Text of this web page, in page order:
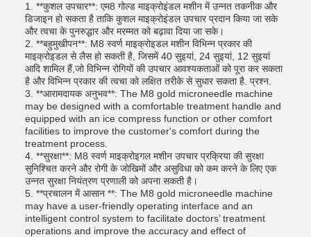
1. **कुशल उपचार**: एम8 गोल्ड माइक्रोइंडल मशीन में उन्नत तकनीक और
डिजाइन हो सकता है ताकि कुशल माइक्रोइंडल उपचार प्रदान किया जा सके
और त्वचा के पुनरुद्धार और मरम्मत को बढ़ावा दिया जा सके।
2. **बहुमुखीपन**: M8 स्वर्ण माइक्रोइडल मशीन विभिन्न प्रकार की
माइक्रोइडल से लैस हो सकती है, जिसमें 40 सुइयां, 24 सुइयां, 12 सुइयां
आदि शामिल हैं,जो विभिन्न रोगियों की उपचार आवश्यकताओं को पूरा कर सकता
है और विभिन्न प्रकार की त्वचा को लक्षित तरीके से सुधार सकता है. प्रश्न.
3. **आरामदायक अनुभव**: The M8 gold microneedle machine
may be designed with a comfortable treatment handle and
equipped with an ice compress function or other comfort
facilities to improve the customer's comfort during the
treatment process.
4. **सुरक्षा**: M8 स्वर्ण माइक्रोइगल मशीन उपचार प्रक्रिया की सुरक्षा
सुनिश्चित करने और रोगी के जोखिमों और असुविधा को कम करने के लिए एक
उन्नत सुरक्षा नियंत्रण प्रणाली को अपना सकती है।
5. **प्रचालन में आसान **: The M8 gold microneedle machine
may have a user-friendly operating interface and an
intelligent control system to facilitate doctors’ treatment
operations and improve the accuracy and effect of